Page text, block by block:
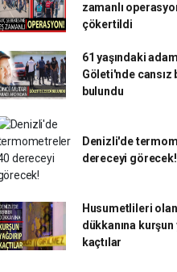
zamanlı
çökertildi
61 yaşındaki
Göleti'nde cansız
bulundu
Denizli'de
dereceyi görecek!
Husumetlileri
dükkanına kurşun
kaçtılar